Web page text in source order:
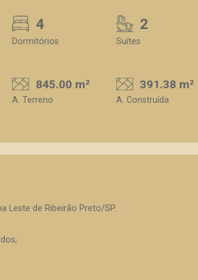
4
Dormitórios
2
Suítes
845.00 m²
A. Terreno
391.38 m²
A. Construída
Leste de Ribeirão Preto/SP.